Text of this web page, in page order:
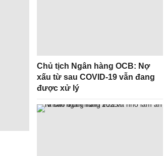
Chủ tịch Ngân hàng OCB: Nợ
xấu từ sau COVID-19 vẫn đang
được xử lý